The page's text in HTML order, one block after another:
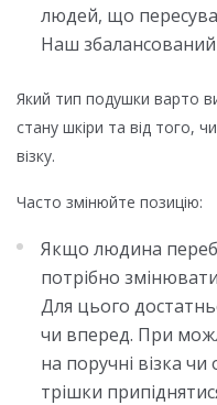
людей, що
Наш збалансований
Який тип подушки варто
стану шкіри та від того,
візку.
Часто змінюйте позицію:
Якщо людина
потрібно
Для цього
чи вперед. При
на поручні візка
трішки